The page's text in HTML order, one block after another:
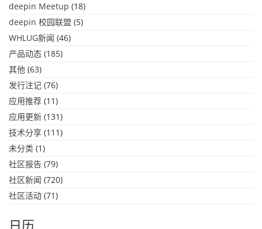
deepin Meetup (18)
deepin 校园联盟 (5)
WHLUG新闻 (46)
产品动态 (185)
其他 (63)
发行注记 (76)
应用推荐 (11)
应用更新 (131)
技术分享 (111)
未分类 (1)
社区报告 (79)
社区新闻 (720)
社区活动 (71)
日历